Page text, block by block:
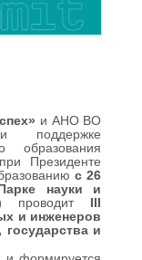
и АНО ВО
образования
Президенте
с 26
науки и
проводит III
и инженеров
и